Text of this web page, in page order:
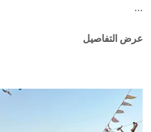
...
عرض التفاصيل